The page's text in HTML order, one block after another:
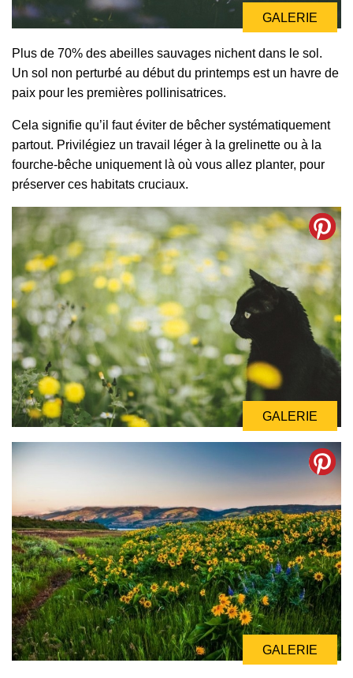
GALERIE
Plus de 70% des abeilles sauvages nichent dans le sol.
Un sol non perturbé au début du printemps est un havre de
paix pour les premières pollinisatrices.
Cela signifie qu’il faut éviter de bêcher systématiquement
partout. Privilégiez un travail léger à la grelinette ou à la
fourche-bêche uniquement là où vous allez planter, pour
préserver ces habitats cruciaux.
GALERIE
GALERIE